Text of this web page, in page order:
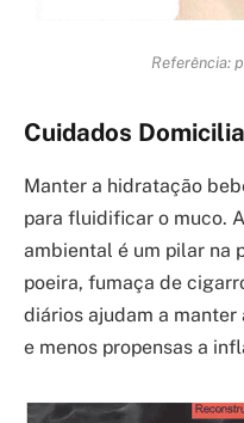
Referência:
Cuidados
Manter a hidratação
para fluidificar o muco.
ambiental é um pilar na
poeira, fumaça de
diários ajudam a manter
e menos propensas a